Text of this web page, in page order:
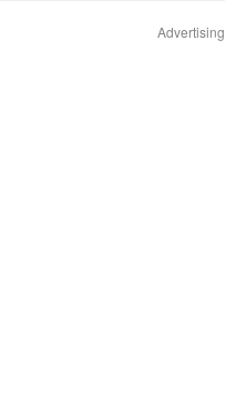
Advertising